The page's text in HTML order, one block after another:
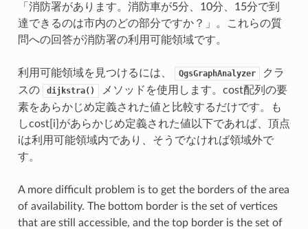
「消防署があります。消防車が5分、10分、15分で到
達できるのは市内のどの部分ですか？」。これらの質
問への回答が消防署の利用可能領域です。
利用可能領域を見つけるには、 QgsGraphAnalyzer
クラ
スの
dijkstra()
メソッドを使用します。cost配列の要
素をあらかじめ定義された値と比較するだけです。も
しcost[i]があらかじめ定義された値以下であれば、頂点
iは利用可能領域内であり、そうでなければ領域外で
す。
A more difficult problem is to get the borders of the area
of availability. The bottom border is the set of vertices
that are still accessible, and the top border is the set of